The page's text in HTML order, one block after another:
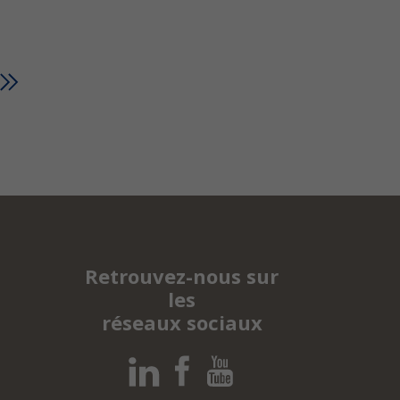
Retrouvez-nous sur
les
réseaux sociaux